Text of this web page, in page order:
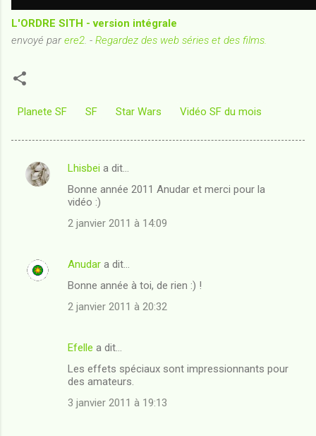
L'ORDRE SITH - version intégrale
envoyé parere2 . - Regardez des web séries et des films.
Planete SF SF Star Wars Vidéo SF du mois
C
n
Lhisbei a dit…
Bonne année 2011 Anudar et merci pour la
vidéo :)
2 janvier 2011 à 14:09
Anudar a dit…
Bonne année à toi, de rien :) !
2 janvier 2011 à 20:32
Efelle a dit…
Les effets spéciaux sont impressionnants pour
des amateurs.
3 janvier 2011 à 19:13